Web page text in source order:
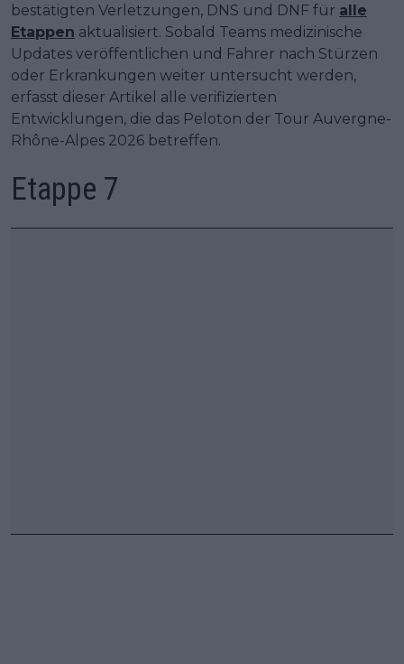
bestätigten Verletzungen, DNS und DNF für alle
Etappen aktualisiert. Sobald Teams medizinische
Updates veröffentlichen und Fahrer nach Stürzen
oder Erkrankungen weiter untersucht werden,
erfasst dieser Artikel alle verifizierten
Entwicklungen, die das Peloton der Tour Auvergne-
Rhône-Alpes 2026 betreffen.
Etappe 7